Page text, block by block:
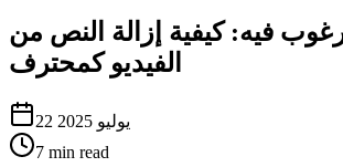
فيه: كيفية إزالة النص من
الفيديو كمحترف
22 يوليو 2025
7 min read